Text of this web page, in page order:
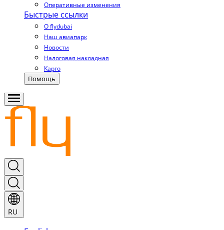
Оперативные изменения
Быстрые ссылки
О flydubai
Наш авиапарк
Новости
Налоговая накладная
Карго
Помощь
RU